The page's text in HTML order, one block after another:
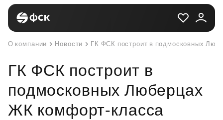
О компании Новости ГК ФСК построит в подмосковных
ГК ФСК построит в
подмосковных Люберцах
ЖК комфорт-класса